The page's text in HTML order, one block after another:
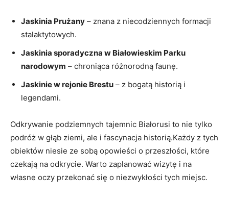
Jaskinia Prużany – znana z⁢ niecodziennych formacji⁢
stalaktytowych.
Jaskinia sporadyczna w Białowieskim Parku
⁢narodowym –‌ chroniąca‌ różnorodną​ faunę.
Jaskinie w rejonie Brestu – ⁣z bogatą historią i
legendami.
Odkrywanie podziemnych tajemnic Białorusi⁣ to nie⁤ tylko
podróż w ⁣głąb ziemi, ale ‍i fascynacja historią.Każdy z tych
obiektów niesie‌ ze sobą opowieści o przeszłości, które
czekają na odkrycie. Warto ‍zaplanować wizytę i na
własne oczy⁣ przekonać się o niezwykłości tych miejsc.